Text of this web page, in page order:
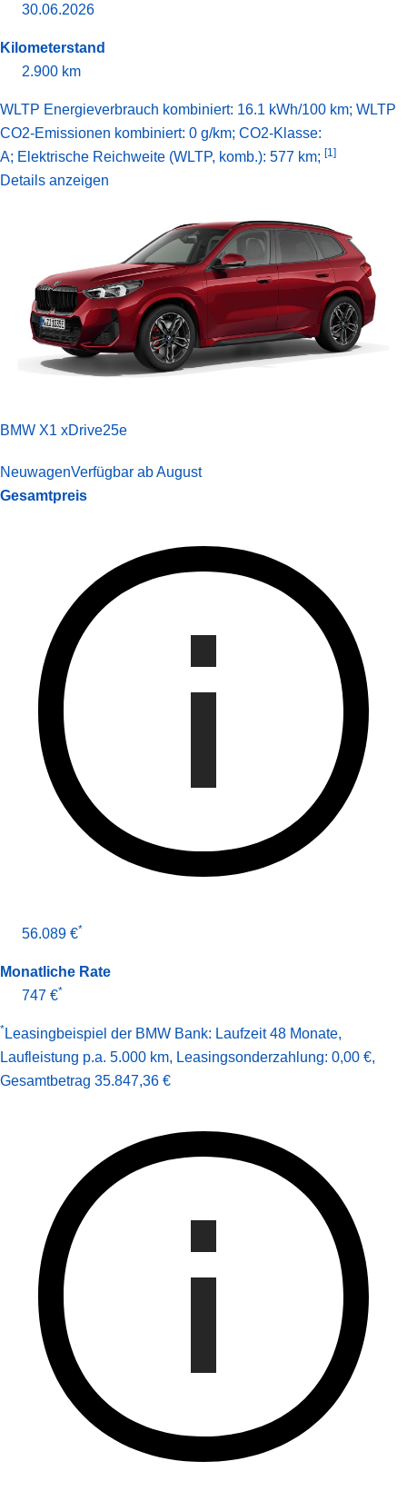
30.06.2026
Kilometerstand
2.900 km
WLTP Energieverbrauch kombiniert: 16.1 kWh/100 km; WLTP
CO2-Emissionen kombiniert: 0 g/km; CO2-Klasse:
A; Elektrische Reichweite (WLTP, komb.): 577 km; [1]
Details anzeigen
BMW X1 xDrive25e
NeuwagenVerfügbar ab August
Gesamtpreis
56.089 €*
Monatliche Rate
747 €*
* Leasingbeispiel der BMW Bank: Laufzeit 48 Monate,
Laufleistung p.a. 5.000 km, Leasingsonderzahlung: 0,00 €,
Gesamt­betrag 35.847,36 €